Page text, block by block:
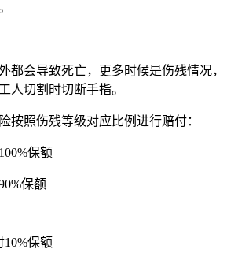
都会导致死亡，更多时候是伤残情况，
人切割时切断手指。
按照伤残等级对应比例进行赔付：
保额
保额
10%保额